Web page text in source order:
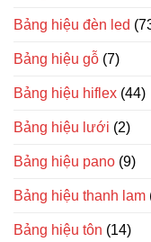
Bảng hiệu đèn led
Bảng hiệu gỗ (7)
Bảng hiệu hiflex (44)
Bảng hiệu lưới (2)
Bảng hiệu pano (9)
Bảng hiệu thanh lam
Bảng hiệu tôn (14)